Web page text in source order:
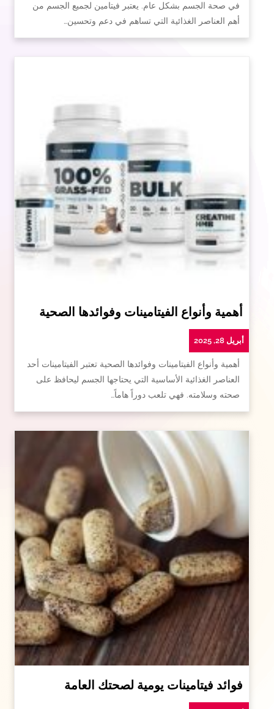
في صحة الجسم بشكل عام. يعتبر فيتامين لجميع الجسم من
أهم العناصر الغذائية التي تساهم في دعم وتحسين…
أهمية وأنواع الفيتامينات وفوائدها الصحية
أبريل 28, 2025
أهمية وأنواع الفيتامينات وفوائدها الصحية تعتبر الفيتامينات أحد
العناصر الغذائية الأساسية التي يحتاجها الجسم ليحافظ على
صحته وسلامته. فهي تلعب دوراً هاماً…
فوائد فيتامينات يومية لصحتك العامة